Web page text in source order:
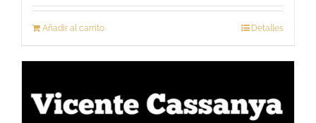
Añadir al carrito Detalles